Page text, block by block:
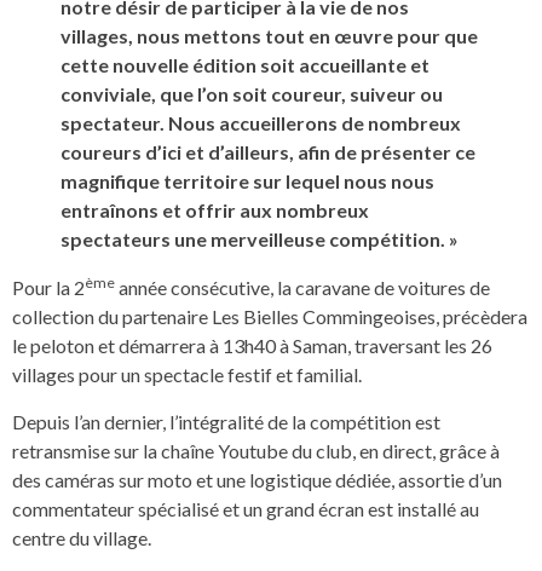
notre désir de participer à la vie de nos
villages, nous mettons tout en œuvre pour que
cette nouvelle édition soit accueillante et
conviviale, que l’on soit coureur, suiveur ou
spectateur. Nous accueillerons de nombreux
coureurs d’ici et d’ailleurs, afin de présenter ce
magnifique territoire sur lequel nous nous
entraînons et offrir aux nombreux
spectateurs une merveilleuse compétition. »
Pour la 2ème année consécutive, la caravane de voitures de
collection du partenaire Les Bielles Commingeoises, précèdera
le peloton et démarrera à 13h40 à Saman, traversant les 26
villages pour un spectacle festif et familial.
Depuis l’an dernier, l’intégralité de la compétition est
retransmise sur la chaîne Youtube du club, en direct, grâce à
des caméras sur moto et une logistique dédiée, assortie d’un
commentateur spécialisé et un grand écran est installé au
centre du village.